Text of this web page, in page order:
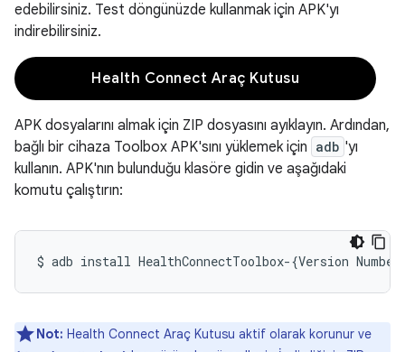
edebilirsiniz. Test döngünüzde kullanmak için APK'yı
indirebilirsiniz.
Health Connect Araç Kutusu
APK dosyalarını almak için ZIP dosyasını ayıklayın. Ardından,
bağlı bir cihaza Toolbox APK'sını yüklemek için adb 'yı
kullanın. APK'nın bulunduğu klasöre gidin ve aşağıdaki
komutu çalıştırın:
$ adb install HealthConnectToolbox-{Version Number
Not: Health Connect Araç Kutusu aktif olarak korunur ve